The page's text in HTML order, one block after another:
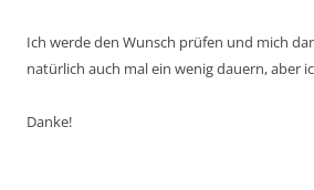
Ich werde den Wunsch prüfen und mich
natürlich auch mal ein wenig dauern, aber
Danke!